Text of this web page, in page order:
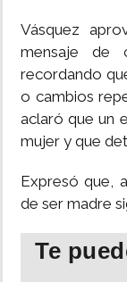
Vásquez
mensaje de
recordando
o cambios
aclaró que un
mujer y que
Expresó que,
de ser madre
Te